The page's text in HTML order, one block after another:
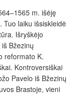
m. išėję
Tuo laiku išsiskleidė
Išryškėjo
Bžezinų
reformato K.
Kontroversiškai
Pavelo iš Bžezinų
Brastoje, vieni